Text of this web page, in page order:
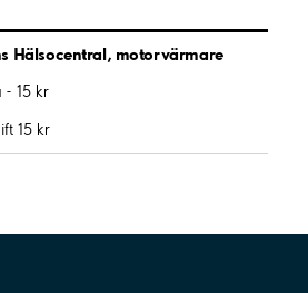
Hälsocentral, motorvärmare
- 15 kr
15 kr